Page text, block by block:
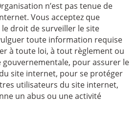
n’est pas tenue de
Vous acceptez que
le droit de surveiller le site
toute information requise
à toute loi, à tout règlement ou
pour assurer le
site internet, pour se protéger
utilisateurs du site internet,
un abus ou une activité